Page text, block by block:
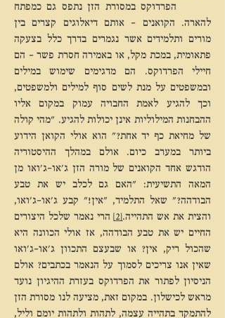
הפרדוקס במסורת הזן נתפס גם כמפתח
להארה. הקואנים – אותם דיאלוגים קצרים בין
מורים ותלמידים אשר נגמרים בדרך כלל בצעקה
פתאומית, במכת מקל, או באמירה חסרת פשר – הם
חיילי הפרדוקס. הם מדגימים שימוש במילים
ובמשפטים על מנת לשים סוף למילים ולמשפטים,
וכך להגיע לאמת החבויה עמוק במקום אליו
ההבחנות המילוליות אינן יכולות להגיע. "מהי קולה
של מחיאת כף יד אחת?" הוא אולי הקואן הידוע
ביותר במערב כיום. אולם במהלך ההיסטוריה
הודגש אחד הקואנים של מורה הזן ג'או-ג'ואו מן
המאה התשיעית: "האם גם לכלב יש את טבע
הבודהה?" שאל התלמיד, "אין!" קבע ג'או-ג'ואו,
והצית את אש התהייה.[2] הרי נאמר שלכל היצורים
החיים יש את טבע הבודהה, אז אולי הכוונה היא
שהכול ריק, אין? או שבעצם התכוון ג'או-ג'ואו
שאין אנו צריכים לסמוך על הנאמר בכתבים? אולם
הניסיון לפתור את הפרדוקס בעזרת ההיגיון נועד
מראש לכישלון. במקום זאת, מציעה לנו מסורת הזן
להתמקד בתהייה עצמה, לתהות ולתהות יומם וליל,